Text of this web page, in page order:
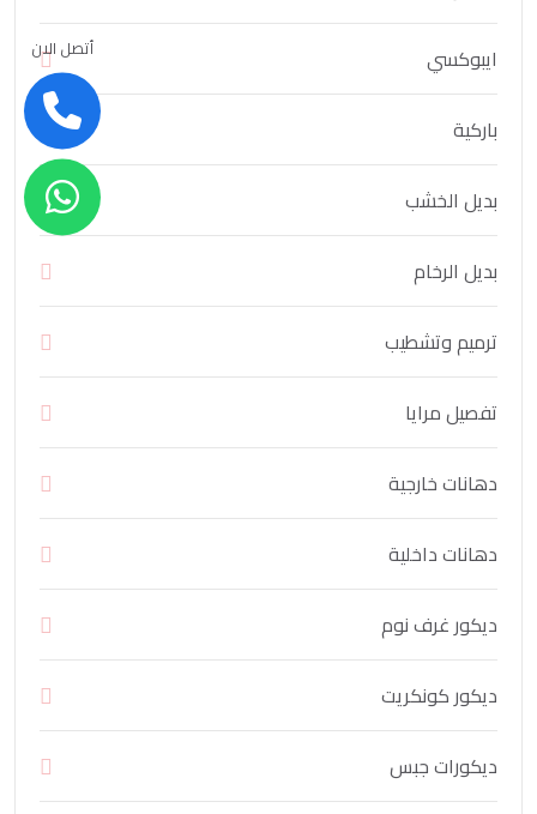
ايبوكسي
باركية
بديل الخشب
بديل الرخام
ترميم وتشطيب
تفصيل مرايا
دهانات خارجية
دهانات داخلية
ديكور غرف نوم
ديكور كونكريت
ديكورات جبس
أتصل الان